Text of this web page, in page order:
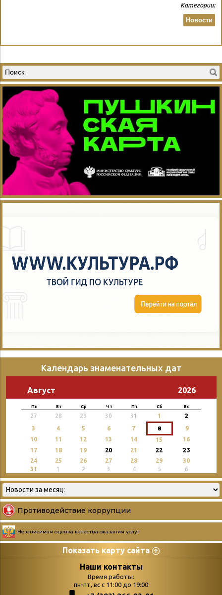
Категории:
Новости
Календарь знаменательных дат
Август 2026
Пн Вт Ср Чт Пт Сб Вс
27 28 29 30 31 1 2
3 4 5 6 7 8
9
10
11 12 13 14 15
16
17
18 19 20 21 22 23
24 25 26 27 28 29
30
31
1 2 3 4 5 6
Противодействие коррупции
Независимая оценка качества оказания услуг
Показать карту сайта
СтраницыНаши контакты
Время работы:
пн-пт, вс с 11:00 до 19:00